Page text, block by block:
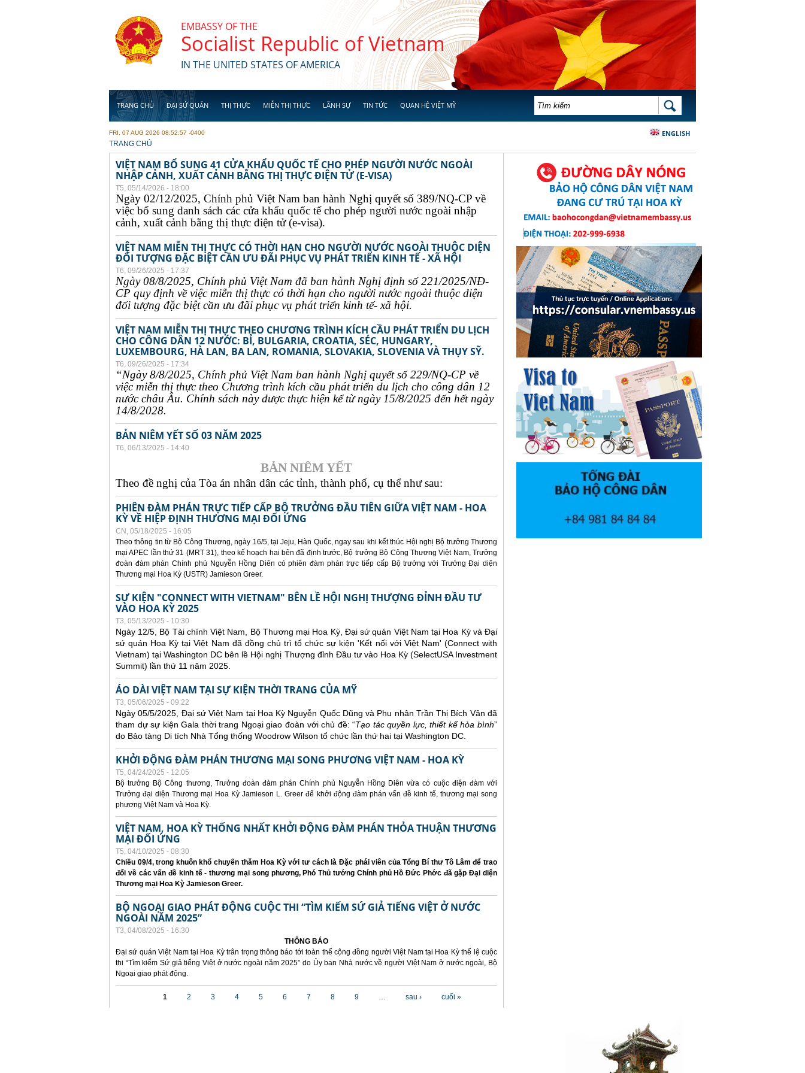
EMBASSY OF THE
Socialist Republic of Vietnam
IN THE UNITED STATES OF AMERICA
TRANG CHỦ ĐẠI SỨ QUÁN THỊ THỰC MIỄN THỊ THỰC LÃNH SỰ TIN TỨC QUAN HỆ VIỆT MỸ BIỂU MẪU TÌM KIẾM TÌM KIẾM
ENGLISH
FRI, 07 AUG 2026 08:52:57 -0400
YOU ARE HERE
TRANG CHỦ
VIỆT NAM BỔ SUNG 41 CỬA KHẨU QUỐC TẾ CHO PHÉP NGƯỜI NƯỚC NGOÀI
NHẬP CẢNH, XUẤT CẢNH BẰNG THỊ THỰC ĐIỆN TỬ (E-VISA)
T5, 05/14/2026 - 18:00
Ngày 02/12/2025, Chính phủ Việt Nam ban hành Nghị quyết số 389/NQ-CP về
việc bổ sung danh sách các cửa khẩu quốc tế cho phép người nước ngoài nhập
cảnh, xuất cảnh bằng thị thực điện tử (e-visa).
VIỆT NAM MIỄN THỊ THỰC CÓ THỜI HẠN CHO NGƯỜI NƯỚC NGOÀI THUỘC DIỆN
ĐỐI TƯỢNG ĐẶC BIỆT CẦN ƯU ĐÃI PHỤC VỤ PHÁT TRIỂN KINH TẾ - XÃ HỘI
T6, 09/26/2025 - 17:37
Ngày 08/8/2025, Chính phủ Việt Nam đã ban hành Nghị định số 221/2025/NĐ-
CP quy định về việc miễn thị thực có thời hạn cho người nước ngoài thuộc diện
đối tượng đặc biệt cần ưu đãi phục vụ phát triển kinh tế- xã hội.
VIỆT NAM MIỄN THỊ THỰC THEO CHƯƠNG TRÌNH KÍCH CẦU PHÁT TRIỂN DU LỊCH
CHO CÔNG DÂN 12 NƯỚC: BỈ, BULGARIA, CROATIA, SÉC, HUNGARY,
LUXEMBOURG, HÀ LAN, BA LAN, ROMANIA, SLOVAKIA, SLOVENIA VÀ THỤY SỸ.
T6, 09/26/2025 - 17:34
“Ngày 8/8/2025, Chính phủ Việt Nam ban hành Nghị quyết số 229/NQ-CP về
việc miễn thị thực theo Chương trình kích cầu phát triển du lịch cho công dân 12
nước châu Âu. Chính sách này được thực hiện kể từ ngày 15/8/2025 đến hết ngày
14/8/2028.
BẢN NIÊM YẾT SỐ 03 NĂM 2025
T6, 06/13/2025 - 14:40
BẢN NIÊM YẾT
Theo đề nghị của Tòa án nhân dân các tỉnh, thành phố, cụ thể như sau:
PHIÊN ĐÀM PHÁN TRỰC TIẾP CẤP BỘ TRƯỞNG ĐẦU TIÊN GIỮA VIỆT NAM - HOA
KỲ VỀ HIỆP ĐỊNH THƯƠNG MẠI ĐỐI ỨNG
CN, 05/18/2025 - 16:05
Theo thông tin từ Bộ Công Thương, ngày 16/5, tại Jeju, Hàn Quốc, ngay sau khi kết thúc Hội nghị Bộ trưởng Thương
mại APEC lần thứ 31 (MRT 31), theo kế hoạch hai bên đã định trước, Bộ trưởng Bộ Công Thương Việt Nam, Trưởng
đoàn đàm phán Chính phủ Nguyễn Hồng Diên có phiên đàm phán trực tiếp cấp Bộ trưởng với Trưởng Đại diện
Thương mại Hoa Kỳ (USTR) Jamieson Greer.
SỰ KIỆN "CONNECT WITH VIETNAM" BÊN LỀ HỘI NGHỊ THƯỢNG ĐỈNH ĐẦU TƯ
VÀO HOA KỲ 2025
T3, 05/13/2025 - 10:30
Ngày 12/5, Bộ Tài chính Việt Nam, Bộ Thương mại Hoa Kỳ, Đại sứ quán Việt Nam tại Hoa Kỳ và Đại
sứ quán Hoa Kỳ tại Việt Nam đã đồng chủ trì tổ chức sự kiện 'Kết nối với Việt Nam' (Connect with
Vietnam) tại Washington DC bên lề Hội nghị Thượng đỉnh Đầu tư vào Hoa Kỳ (SelectUSA Investment
Summit) lần thứ 11 năm 2025.
ÁO DÀI VIỆT NAM TẠI SỰ KIỆN THỜI TRANG CỦA MỸ
T3, 05/06/2025 - 09:22
Ngày 05/5/2025, Đại sứ Việt Nam tại Hoa Kỳ Nguyễn Quốc Dũng và Phu nhân Trần Thị Bích Vân đã
tham dự sự kiện Gala thời trang Ngoại giao đoàn với chủ đề: “Tạo tác quyền lực, thiết kế hòa bình”
do Bảo tàng Di tích Nhà Tổng thống Woodrow Wilson tổ chức lần thứ hai tại Washington DC.
KHỞI ĐỘNG ĐÀM PHÁN THƯƠNG MẠI SONG PHƯƠNG VIỆT NAM - HOA KỲ
T5, 04/24/2025 - 12:05
Bộ trưởng Bộ Công thương, Trưởng đoàn đàm phán Chính phủ Nguyễn Hồng Diên vừa có cuộc điện đàm với
Trưởng đại diện Thương mại Hoa Kỳ Jamieson L. Greer để khởi động đàm phán vấn đề kinh tế, thương mại song
phương Việt Nam và Hoa Kỳ.
VIỆT NAM, HOA KỲ THỐNG NHẤT KHỞI ĐỘNG ĐÀM PHÁN THỎA THUẬN THƯƠNG
MẠI ĐỐI ỨNG
T5, 04/10/2025 - 08:30
Chiều 09/4, trong khuôn khổ chuyến thăm Hoa Kỳ với tư cách là Đặc phái viên của Tổng Bí thư Tô Lâm để trao
đổi về các vấn đề kinh tế - thương mại song phương, Phó Thủ tướng Chính phủ Hồ Đức Phớc đã gặp Đại diện
Thương mại Hoa Kỳ Jamieson Greer.
BỘ NGOẠI GIAO PHÁT ĐỘNG CUỘC THI “TÌM KIẾM SỨ GIẢ TIẾNG VIỆT Ở NƯỚC
NGOÀI NĂM 2025”
T3, 04/08/2025 - 16:30
THÔNG BÁO
Đại sứ quán Việt Nam tại Hoa Kỳ trân trọng thông báo tới toàn thể cộng đồng người Việt Nam tại Hoa Kỳ thể lệ cuộc
thi “Tìm kiếm Sứ giả tiếng Việt ở nước ngoài năm 2025” do Ủy ban Nhà nước về người Việt Nam ở nước ngoài, Bộ
Ngoại giao phát động.
1 2 3 4 5 6 7 8 9 … sau › cuối »